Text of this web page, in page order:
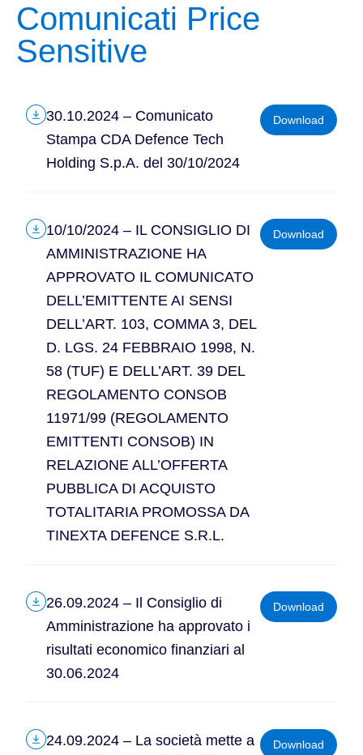
Comunicati Price
Sensitive
30.10.2024 – Comunicato
Stampa CDA Defence Tech
Holding S.p.A. del 30/10/2024
Download
10/10/2024 – IL CONSIGLIO DI
AMMINISTRAZIONE HA
APPROVATO IL COMUNICATO
DELL’EMITTENTE AI SENSI
DELL’ART. 103, COMMA 3, DEL
D. LGS. 24 FEBBRAIO 1998, N.
58 (TUF) E DELL’ART. 39 DEL
REGOLAMENTO CONSOB
11971/99 (REGOLAMENTO
EMITTENTI CONSOB) IN
RELAZIONE ALL’OFFERTA
PUBBLICA DI ACQUISTO
TOTALITARIA PROMOSSA DA
TINEXTA DEFENCE S.R.L.
Download
26.09.2024 – Il Consiglio di
Amministrazione ha approvato i
risultati economico finanziari al
30.06.2024
Download
24.09.2024 – La società mette a
Download